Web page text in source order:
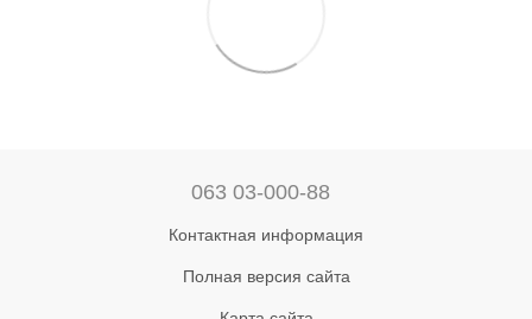
063 03-000-88
Контактная информация
Полная версия сайта